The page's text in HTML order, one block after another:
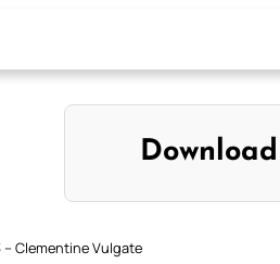
Clementine Vulgate